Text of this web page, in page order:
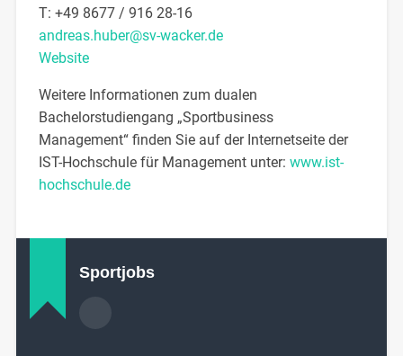
T: +49 8677 / 916 28-16
andreas.huber@sv-wacker.de
Website
Weitere Informationen zum dualen
Bachelorstudiengang „Sportbusiness
Management“ finden Sie auf der Internetseite der
IST-Hochschule für Management unter: www.ist-
hochschule.de
Sportjobs